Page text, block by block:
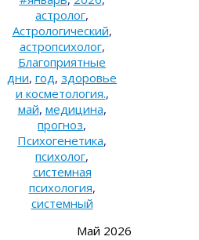
астролог,
Астрологический,
астропсихолог,
Благоприятные
дни, год, здоровье
и косметология.,
май, медицина,
прогноз,
Психогенетика,
психолог,
системная
психология,
системный
Май 2026